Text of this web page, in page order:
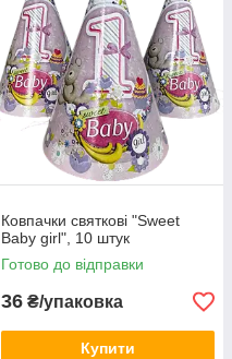
Ковпачки святкові "Sweet
Baby girl", 10 штук
Готово до відправки
36 ₴/упаковка
Купити